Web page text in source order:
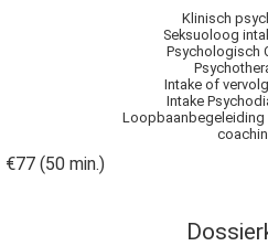
Klinisch
Seksuoloog
Psychologisch
Intake of
Intake
Loopbaanbegeleiding
€77 (50 min.)